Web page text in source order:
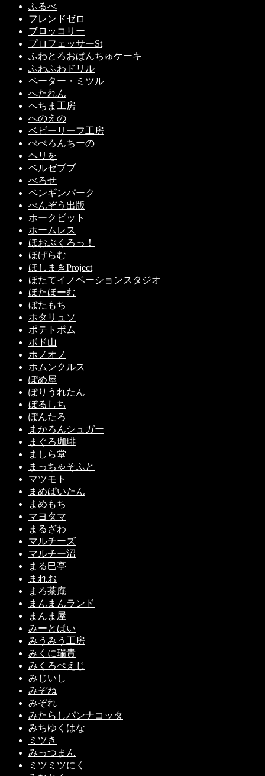
ふるべ
フレンドゼロ
ブロッコリー
プロフェッサーSt
ふわとろおぱんちゅケーキ
ふわふわドリル
ペーター・ミツル
へたれん
へちま工房
へのえの
ベビーリーフ工房
ぺぺろんちーの
ヘリを
ベルゼブブ
べろせ
ペンギンパーク
ぺんぞう出版
ホークビット
ホームレス
ほおぶくろっ！
ほげらむ
ほしまきProject
ほたてイノベーションスタジオ
ほたほーむ
ぼたもち
ホタリュソ
ポテトボム
ボド山
ホノオノ
ホムンクルス
ぽめ屋
ぽりうれたん
ぼるしち
ぽんたろ
まかろんシュガー
まぐろ珈琲
ましら堂
まっちゃそふと
マツモト
まめぱいたん
まめもち
マヨタマ
まるざわ
マルチーズ
マルチー沼
まる巳亭
まれお
まろ茶庵
まんまんランド
まんま屋
みーとぱい
みうみう工房
みくに瑞貴
みくろぺえじ
みじいし
みぞね
みぞれ
みたらしパンナコッタ
みちゆくはな
ミツき
みっつまん
ミツミツにく